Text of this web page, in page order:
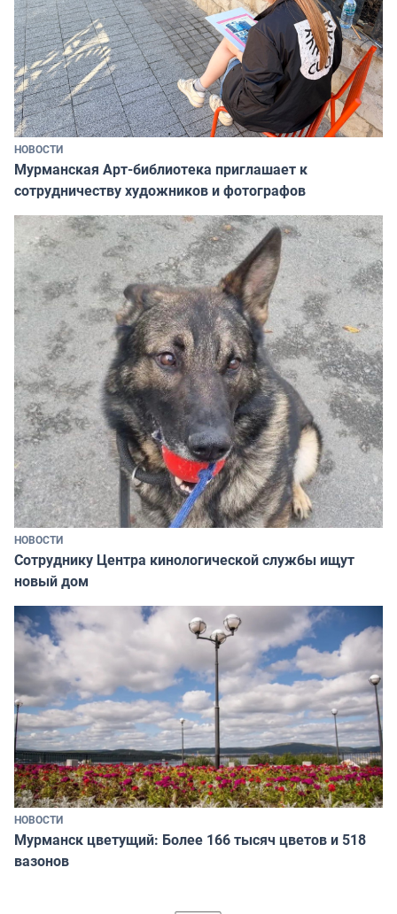
НОВОСТИ
Мурманская Арт-библиотека приглашает к
сотрудничеству художников и фотографов
НОВОСТИ
Сотруднику Центра кинологической службы ищут
новый дом
НОВОСТИ
Мурманск цветущий: Более 166 тысяч цветов и 518
вазонов